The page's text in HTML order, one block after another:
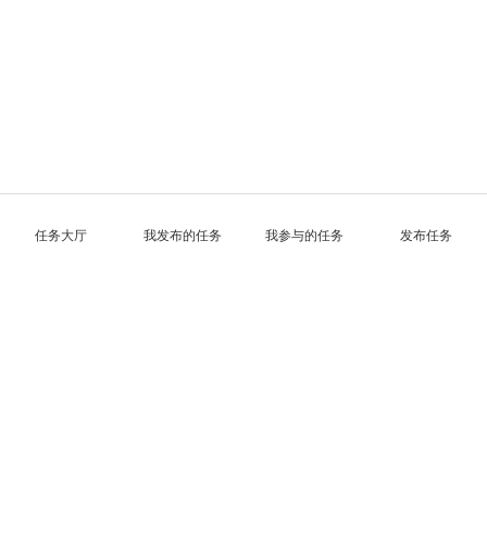
任务大厅 我发布的任务 我参与的任务 发布任务